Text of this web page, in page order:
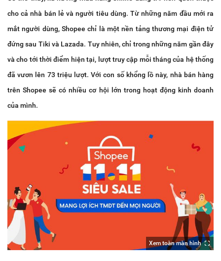
cho cả nhà bán lẻ và người tiêu dùng. Từ những năm đầu mới ra
mắt người dùng, Shopee chỉ là một nền tảng thương mại điện tử
đứng sau Tiki và Lazada. Tuy nhiên, chỉ trong những năm gần đây
và cho tới thời điểm hiện tại, lượt truy cập mỗi tháng của hệ thống
đã vươn lên 73 triệu lượt. Với con số khổng lồ này, nhà bán hàng
trên Shopee sẽ có nhiều cơ hội lớn trong hoạt động kinh doanh
của mình.
Xem toàn màn hình